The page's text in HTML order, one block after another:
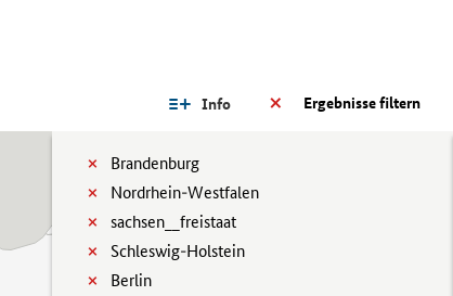
Ergebnisse filtern
Info
Brandenburg
Nordrhein-Westfalen
sachsen__freistaat
Schleswig-Holstein
Berlin